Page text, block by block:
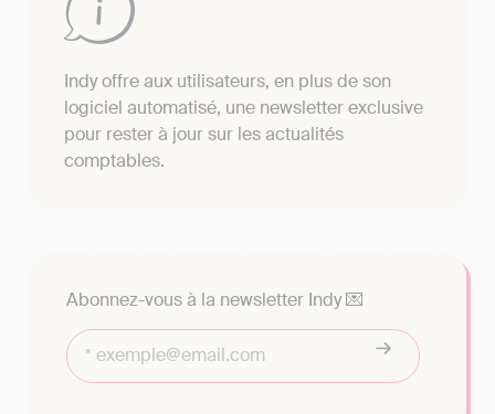
Indy offre aux utilisateurs, en plus de son
logiciel automatisé, une newsletter exclusive
pour rester à jour sur les actualités
comptables.
Abonnez-vous à la newsletter Indy 💌